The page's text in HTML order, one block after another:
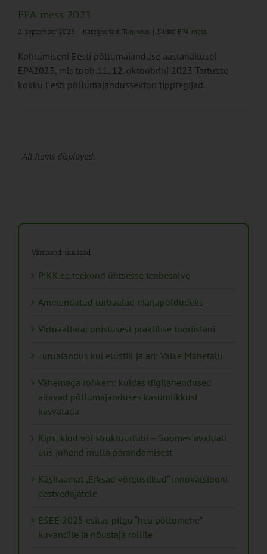
EPA mess 2023
2. september 2023 | Kategooriad: Turundus | Sildid: EPA-mess
Kohtumiseni Eesti põllumajanduse aastanäitusel
EPA2023, mis toob 11.-12. oktoobrini 2023 Tartusse
kokku Eesti põllumajandussektori tipptegijad.
All items displayed.
Viimased uudised
PIKK.ee teekond ühtsesse teabesalve
Ammendatud turbaalad marjapõldudeks
Virtuaaltara: unistusest praktilise tööriistani
Turuaiandus kui elustiil ja äri: Väike Mahetalu
Vähemaga rohkem: kuidas digilahendused
aitavad põllumajanduses kasumlikkust
kasvatada
Kips, kiud või struktuurlubi – Soomes avaldati
uus juhend mulla parandamisest
Käsiraamat „Erksad võrgustikud“ innovatsiooni
eestvedajatele
ESEE 2025 esitas pilgu “hea põllumehe”
kuvandile ja nõustaja rollile